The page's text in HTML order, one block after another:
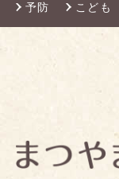
予防 こども